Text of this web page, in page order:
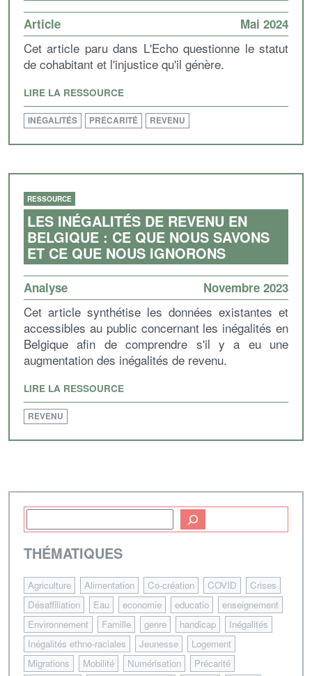
Article Mai 2024
Cet article paru dans L'Echo questionne le statut
de cohabitant et l'injustice qu'il génère.
LIRE LA RESSOURCE
INÉGALITÉS PRÉCARITÉ REVENU
RESSOURCE
LES INÉGALITÉS DE REVENU EN
BELGIQUE : CE QUE NOUS SAVONS
ET CE QUE NOUS IGNORONS
Analyse Novembre 2023
Cet article synthétise les données existantes et
accessibles au public concernant les inégalités en
Belgique afin de comprendre s'il y a eu une
augmentation des inégalités de revenu.
LIRE LA RESSOURCE
REVENU
THÉMATIQUES
Agriculture Alimentation Co-création COVID
Crises
Désaffiliation
Eau economie educatio
enseignement
Environnement
Famille genre handicap
Inégalités
Inégalités ethno-raciales
Jeunesse
Logement
Migrations
Mobilité Numérisation
Précarité